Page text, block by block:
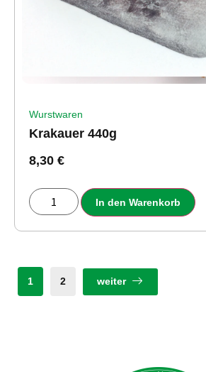
Wurstwaren
Krakauer 440g
8,30 €
In den Warenkorb
1 2 weiter